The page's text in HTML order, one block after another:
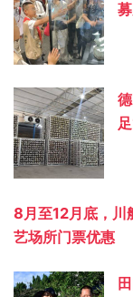
8月至12月底，川
艺场所门票优惠